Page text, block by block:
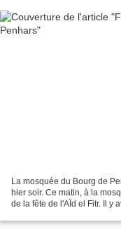
La mosquée du Bourg de
hier soir. Ce matin, à la
de la fête de l'AÏd el Fitr. Il y